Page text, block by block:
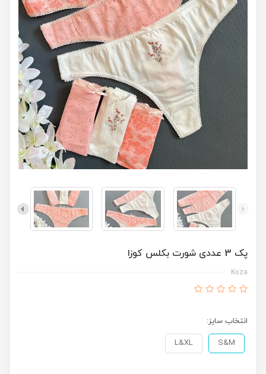
پک 3 عددی شورت بکلس کوزا
Koza
انتخاب سایز:
S&M
L&XL